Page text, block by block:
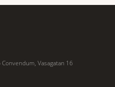
Vasagatan 16